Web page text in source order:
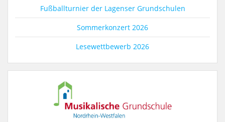
Fußballturnier der Lagenser Grundschulen
Sommerkonzert 2026
Lesewettbewerb 2026